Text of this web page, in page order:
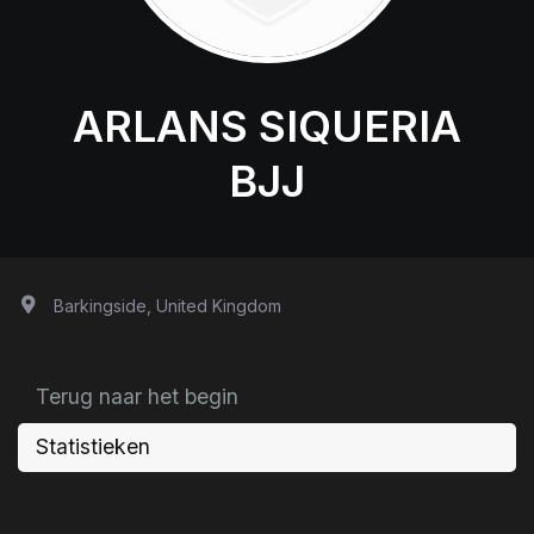
ARLANS SIQUERIA
BJJ
Barkingside, United Kingdom
Terug naar het begin
Statistieken